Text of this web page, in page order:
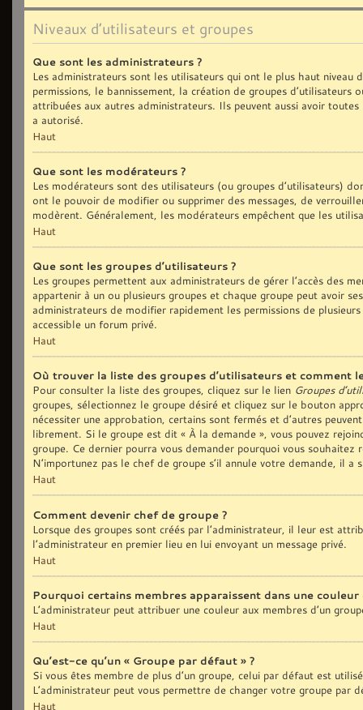
Niveaux d’utilisateurs et groupes
Que sont les administrateurs ?
Les administrateurs sont les utilisateurs qui ont le plus haut
permissions, le bannissement, la création de groupes
attribuées aux autres administrateurs. Ils peuvent aussi avoir
a autorisé.
Haut
Que sont les modérateurs ?
Les modérateurs sont des utilisateurs (ou groupes d’utilisateurs)
ont le pouvoir de modifier ou supprimer des messages, de
modèrent. Généralement, les modérateurs empêchent que les
Haut
Que sont les groupes d’utilisateurs ?
Les groupes permettent aux administrateurs de gérer l’accès des
appartenir à un ou plusieurs groupes et chaque groupe peut avoir
administrateurs de modifier rapidement les permissions de
accessible un forum privé.
Haut
Où trouver la liste des groupes d’utilisateurs et comment
Pour consulter la liste des groupes, cliquez sur le lien Groupes
groupes, sélectionnez le groupe désiré et cliquez sur le bouton
nécessiter une approbation, certains sont fermés et d’autres
librement. Si le groupe est dit « À la demande », vous pouvez
groupe. Ce dernier pourra vous demander pourquoi vous
N’importunez pas le chef de groupe s’il annule votre demande, il a
Haut
Comment devenir chef de groupe ?
Lorsque des groupes sont créés par l’administrateur, il leur est
l’administrateur en premier lieu en lui envoyant un message privé.
Haut
Pourquoi certains membres apparaissent dans une
L’administrateur peut attribuer une couleur aux membres d’un
Haut
Qu’est-ce qu’un « Groupe par défaut » ?
Si vous êtes membre de plus d’un groupe, celui par défaut est
L’administrateur peut vous permettre de changer votre groupe par
Haut